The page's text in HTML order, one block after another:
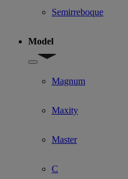
Semirreboque
Model
Show submenu for Model
Magnum
Maxity
Master
C